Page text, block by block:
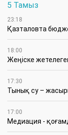
5 Тамыз
23:18
Қазталовта
18:00
Жеңіске
17:30
Тынық су –
17:00
Медиация -